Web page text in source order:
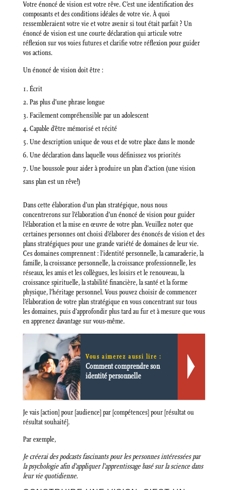
Votre énoncé de vision est votre rêve. C’est une identification des
composants et des conditions idéales de votre vie. À quoi
ressembleraient votre vie et votre avenir si tout était parfait ? Un
énoncé de vision est une courte déclaration qui articule votre
réflexion sur vos voies futures et clarifie votre réflexion pour guider
vos actions.
Un énoncé de vision doit être :
Écrit
Pas plus d’une phrase longue
Facilement compréhensible par un adolescent
Capable d’être mémorisé et récité
Une description unique de vous et de votre place dans le monde
Une déclaration dans laquelle vous définissez vos priorités
Une boussole pour aider à produire un plan d’action (une vision
sans plan est un rêve!)
Dans cette élaboration d’un plan stratégique, nous nous
concentrerons sur l’élaboration d’un énoncé de vision pour guider
l’élaboration et la mise en œuvre de votre plan. Veuillez noter que
certaines personnes ont choisi d’élaborer des énoncés de vision et des
plans stratégiques pour une grande variété de domaines de leur vie.
Ces domaines comprennent : l’identité personnelle, la camaraderie, la
famille, la croissance personnelle, la croissance professionnelle, les
réseaux, les amis et les collègues, les loisirs et le renouveau, la
croissance spirituelle, la stabilité financière, la santé et la forme
physique, l’héritage personnel. Vous pouvez choisir de commencer
l’élaboration de votre plan stratégique en vous concentrant sur tous
les domaines, puis d’approfondir plus tard au fur et à mesure que vous
en apprenez davantage sur vous-même.
Vous aimerez aussi lire :
Comment comprendre son
identité personnelle
Je vais [action] pour [audience] par [compétences] pour [résultat ou
résultat souhaité].
Par exemple,
Je créerai des podcasts fascinants pour les personnes intéressées par
la psychologie afin d’appliquer l’apprentissage basé sur la science dans
leur vie quotidienne.